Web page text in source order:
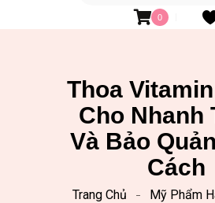
0
Thoa
Cho Nhanh
Và Bảo
Cách
Trang Chủ
Mỹ Phẩm